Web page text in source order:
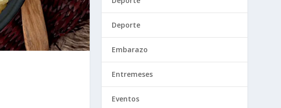
Deporte
Embarazo
Entremeses
Eventos